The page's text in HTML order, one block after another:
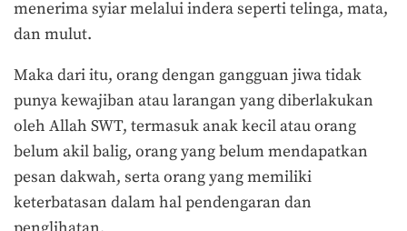
menerima syiar melalui indera seperti telinga, mata,
dan mulut.
Maka dari itu, orang dengan gangguan jiwa tidak
punya kewajiban atau larangan yang diberlakukan
oleh Allah SWT, termasuk anak kecil atau orang
belum akil balig, orang yang belum mendapatkan
pesan dakwah, serta orang yang memiliki
keterbatasan dalam hal pendengaran dan